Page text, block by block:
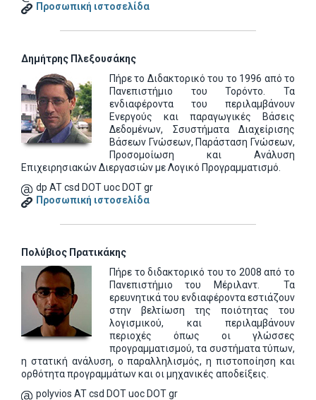
Προσωπική ιστοσελίδα
Δημήτρης Πλεξουσάκης
Πήρε το Διδακτορικό του το 1996 από το
Πανεπιστήμιο του Τορόντο. Τα
ενδιαφέροντα του περιλαμβάνουν
Ενεργούς και παραγωγικές Βάσεις
Δεδομένων, Σσυστήματα Διαχείρισης
Βάσεων Γνώσεων, Παράσταση Γνώσεων,
Προσομοίωση και Ανάλυση
Επιχειρησιακών Διεργασιών με Λογικό Προγραμματισμό.
dp AT csd DOT uoc DOT gr
Προσωπική ιστοσελίδα
Πολύβιος Πρατικάκης
Πήρε το διδακτορικό του το 2008 από το
Πανεπιστήμιο του Μέριλαντ. Τα
ερευνητικά του ενδιαφέροντα εστιάζουν
στην βελτίωση της ποιότητας του
λογισμικού, και περιλαμβάνουν
περιοχές όπως οι γλώσσες
προγραμματισμού, τα συστήματα τύπων,
η στατική ανάλυση, ο παραλληλισμός, η πιστοποίηση και
ορθότητα προγραμμάτων και οι μηχανικές αποδείξεις.
polyvios AT csd DOT uoc DOT gr